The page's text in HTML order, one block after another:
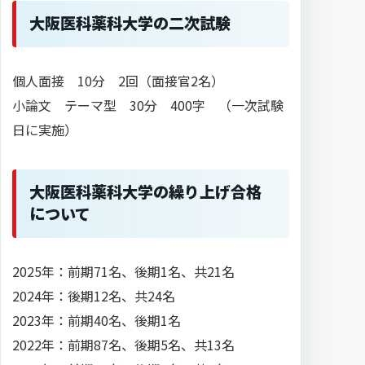
大阪医科薬科大学の二次試験
個人面接 10分 2回（面接官2名）
小論文 テーマ型 30分 400字 （一次試験
日に実施）
大阪医科薬科大学の繰り上げ合格
について
2025年：前期71名、後期1名、共21名
2024年：後期12名、共24名
2023年：前期40名、後期1名
2022年：前期87名、後期5名、共13名